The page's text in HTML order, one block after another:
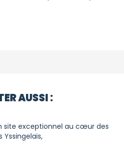
AUSSI :
site exceptionnel au cœur des
Yssingelais,